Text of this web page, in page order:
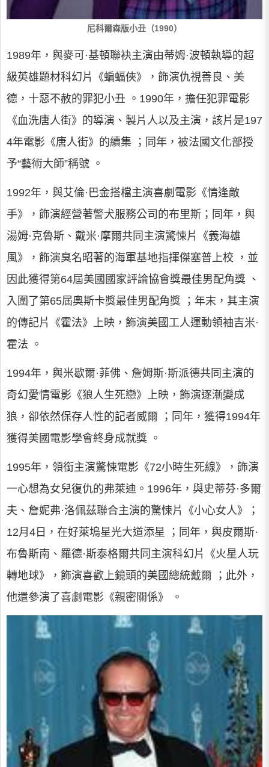
尼科爾森版小丑（1990）
1989年，與麥可·基頓聯袂主演由蒂姆·波頓執導的超
級英雄題材科幻片《蝙蝠俠》，飾演仇視善良、美
德，十惡不赦的罪犯小丑 。1990年，擔任犯罪電影
《血洗唐人街》的導演、製片人以及主演，該片是197
4年電影《唐人街》的續集 ；同年，被法國文化部授
予“藝術大師”稱號 。
1992年，與艾倫·巴金搭檔主演喜劇電影《情逢敵
手》，飾演經營著警犬服務公司的布里斯；同年，與
湯姆·克魯斯、戴米·摩爾共同主演驚悚片《義海雄
風》，飾演臭名昭著的海軍基地指揮傑塞普上校 ，並
因此獲得第64屆美國國家評論協會獎最佳男配角獎 、
入圍了第65屆奧斯卡獎最佳男配角獎 ；年末，其主演
的傳記片《霍法》上映，飾演美國工人運動領袖吉米·
霍法 。
1994年，與米歇爾·菲佛、詹姆斯·斯派德共同主演的
奇幻愛情電影《狼人生死戀》上映，飾演逐漸變成
狼，卻依然保存人性的記者威爾 ；同年，獲得1994年
獲得美國電影學會終身成就獎 。
1995年，領銜主演驚悚電影《72小時生死線》，飾演
一心想為女兒復仇的弗萊迪。1996年，與史蒂芬·多爾
夫、詹妮弗·洛佩茲聯合主演的驚悚片《小心女人》；
12月4日，在好萊塢星光大道添星 ；同年，與皮爾斯·
布魯斯南、羅德·斯泰格爾共同主演科幻片《火星人玩
轉地球》，飾演喜歡上鏡頭的美國總統戴爾 ；此外，
他還參演了喜劇電影《親密關係》 。